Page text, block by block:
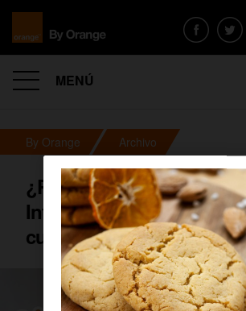
MENÚ
By Orange Archivo
¿Podrías estar un día
Internet? Julen
cuenta su experiencia